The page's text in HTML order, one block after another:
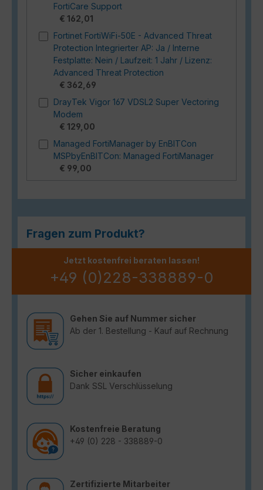
FortiCare Support
€ 162,01
Fortinet FortiWiFi-50E - Advanced Threat
Protection Integrierter AP: Ja / Interne
Festplatte: Nein / Laufzeit: 1 Jahr / Lizenz:
Advanced Threat Protection
€ 362,69
DrayTek Vigor 167 VDSL2 Super Vectoring
Modem
€ 129,00
Managed FortiManager by EnBITCon
MSPbyEnBITCon: Managed FortiManager
€ 99,00
Fragen zum Produkt?
Jetzt kostenfrei beraten lassen!
+49 (0)228-338889-0
Gehen Sie auf Nummer sicher
Ab der 1. Bestellung - Kauf auf Rechnung
Sicher einkaufen
Dank SSL Verschlüsselung
Kostenfreie Beratung
+49 (0) 228 - 338889-0
Zertifizierte Mitarbeiter